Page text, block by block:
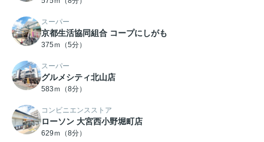
スーパー
京都生活協同組合 コープにしがも
375ｍ（5分）
スーパー
グルメシティ北山店
583ｍ（8分）
コンビニエンスストア
ローソン 大宮西小野堀町店
629ｍ（8分）